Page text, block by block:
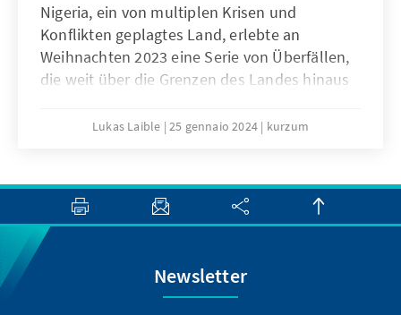
Nigeria, ein von multiplen Krisen und
Konflikten geplagtes Land, erlebte an
Weihnachten 2023 eine Serie von Überfällen,
die weit über die Grenzen des Landes hinaus
Gründen für diesen Gewaltausbruch ist weit
Ressourcen, bedingt durch die Folgen des
Klimawandels und verstärkt durch das
dramatische Bevölkerungswachstum zeigt,
mit dem schwelenden Religionskonflikt in der
Region erklärt werden können.
Lukas Laible 25 gennaio 2024 kurzum
Newsletter